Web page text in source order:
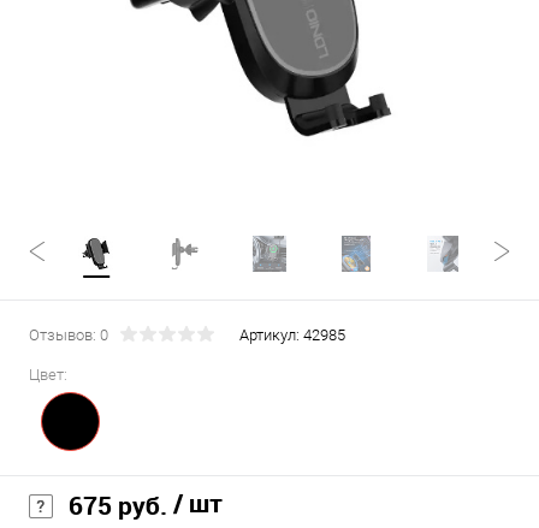
Отзывов: 0 Артикул: 42985
Цвет:
675 руб. / шт